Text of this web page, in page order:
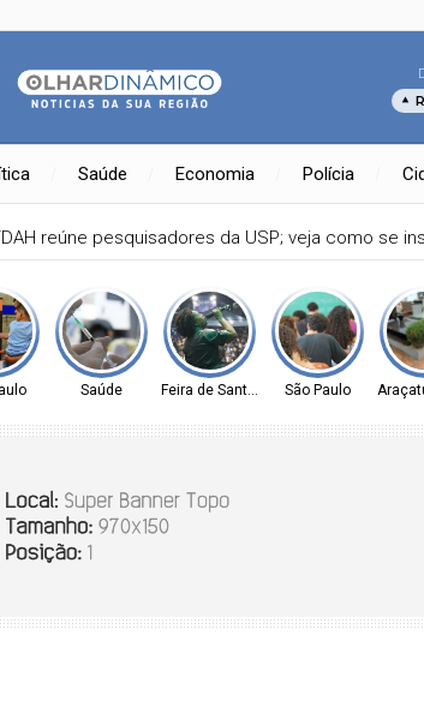
Saúde Economia Polícia
de Dados investiga plataforma Discord
Saúde Feira de Santana-BASão Paulo